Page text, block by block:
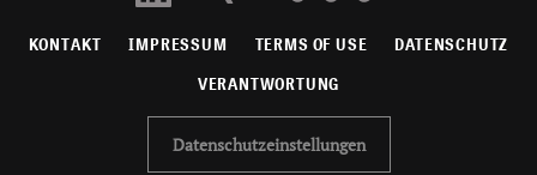
KONTAKT IMPRESSUM TERMS OF USE DATENSCHUTZ
VERANTWORTUNG
Datenschutzeinstellungen